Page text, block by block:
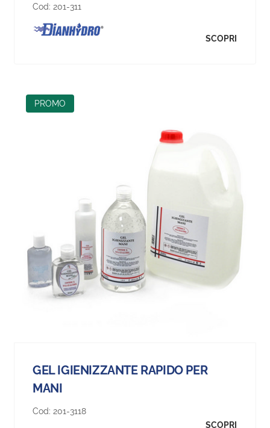
Cod: 201-311
SCOPRI
PROMO
GEL IGIENIZZANTE RAPIDO PER
MANI
Cod: 201-3118
SCOPRI